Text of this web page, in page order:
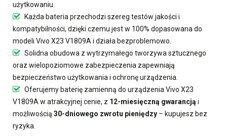
użytkowaniu.
Każda bateria przechodzi szereg testów jakości i
kompatybilności, dzięki czemu jest w 100% dopasowana do
modeli Vivo X23 V1809A i działa bezproblemowo.
Solidna obudowa z wytrzymałego tworzywa sztucznego
oraz wielopoziomowe zabezpieczenia zapewniają
bezpieczeństwo użytkowania i ochronę urządzenia.
Oferujemybaterię zamienną do urządzenia Vivo X23
V1809A w atrakcyjnej cenie, z 12-miesięczną gwarancją i
możliwością 30-dniowego zwrotu pieniędzy – kupujesz bez
ryzyka.